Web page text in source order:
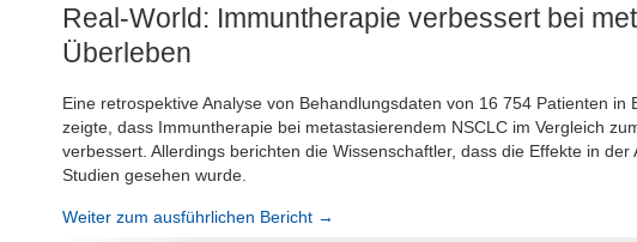
Real-World: Immuntherapie verbessert bei
Überleben
Eine retrospektive Analyse von Behandlungsdaten von 16 754 Patienten
zeigte, dass Immuntherapie bei metastasierendem NSCLC im Vergleich
verbessert. Allerdings berichten die Wissenschaftler, dass die Effekte in
Studien gesehen wurde.
Weiter zum ausführlichen Bericht →